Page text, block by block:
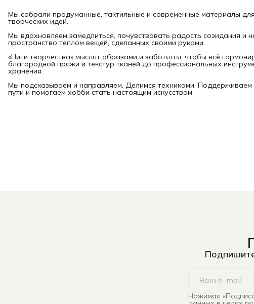
Мы собрали продуманные, тактильные и современные материалы
творческих идей.
Мы вдохновляем замедлиться, почувствовать радость созидания и
пространство теплом вещей, сделанных своими руками.
«Нити творчества» мыслят образами и заботятся, чтобы всё
благородной пряжи и текстур тканей до профессиональных
хранения.
Мы подсказываем и направляем. Делимся техниками.
пути и помогаем хобби стать настоящим искусством.
Нажимая